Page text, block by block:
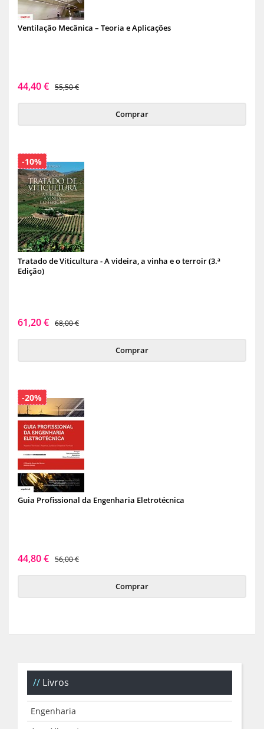
Ventilação Mecânica – Teoria e Aplicações
44,40 € 55,50 €
Comprar
Tratado de Viticultura - A videira, a vinha e o terroir (3.ª
Edição)
61,20 € 68,00 €
Comprar
-10%
Guia Profissional da Engenharia Eletrotécnica
44,80 € 56,00 €
Comprar
-20%
Livros
Engenharia